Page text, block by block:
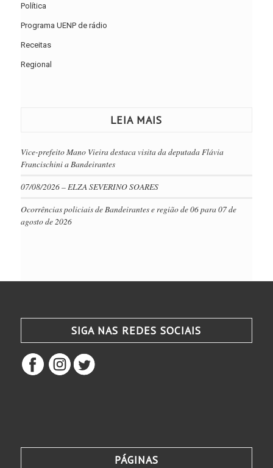
Política
Programa UENP de rádio
Receitas
Regional
LEIA MAIS
Vice-prefeito Mano Vieira destaca visita da deputada Flávia
Francischini a Bandeirantes
07/08/2026 – ELZA SEVERINO SOARES
Ocorrências policiais de Bandeirantes e região de 06 para 07 de
agosto de 2026
SIGA NAS REDES SOCIAIS
PÁGINAS